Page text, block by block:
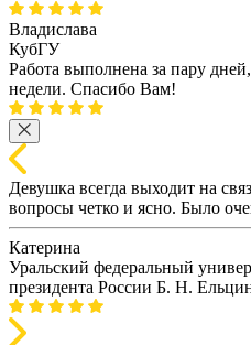
Владислава
КубГУ
Работа выполнена за пару
недели. Спасибо Вам!
Девушка всегда выходит на
вопросы четко и ясно. Было
Катерина
Уральский федеральный
президента России Б. Н.